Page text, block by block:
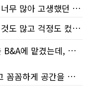
사우스포인트의 박문호 딜러님을 만나면서 그동안의 고민이 모두 해결되었습니다.
정도 기다려야 한다고 들었는데, 딜러님의 노력 덕분에 한 달 만에 차량을 받을 수 있었습니다.
꼼하게 알려주셨습니다. 차에 대해 잘 모르는 저에게는 정말 큰 도움이 되었습니다.
처음으로 새 차를 사다 보니 모르는 것도 많고 걱정도 컸는데 박문호 딜러님 덕분에 전 과정이 너무나 편안하고 만족스러웠습니다! 상담하는 내내 꼼꼼하게 설명해 주신 것은 물론, 복잡한 서류 절차와 차량 옵션 체크까지 세심하게 챙겨주셔서 마음이 정말 든든했습니다. 차량 출고 날에도 긴 시간 할애해 가며 기능을 친절하게 하나하나 설명해 주셔서 큰 도움이 되었는데요, 특히 정비사 출신이셔서 그런지 디테일한 부분까지 전문적으로 말씀해 주셔서 신뢰가 팍팍 갔습니다 ?? 다른분 리뷰에도 있지만 마지막에 "진짜 서비스는 이제부터 시작"이라는 진심어린 말씀에는 깊은 감동을 받았습니다. 앞으로 주변에 차 구매하려는 분이 있다면 무조건 박문호 딜러님 강력 추천입니다! 신경 써주셔서 진심으로 감사드리며, 늘 건강하시고 번창하시길 바랍니다 :)
작은 싱글하우스 베이스먼트 개발을 B&A에 맡겼는데, 처음부터 끝까지 정말 만족스러운 경험이었습니다.
른 업체들과 비교했을 때 매우 합리적이었습니다.